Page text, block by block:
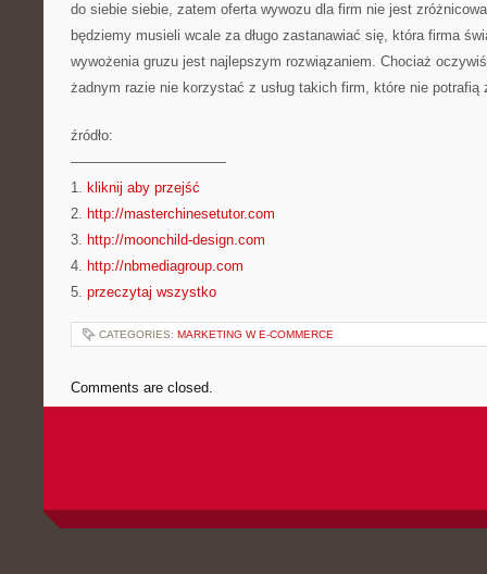
do siebie siebie, zatem oferta wywozu dla firm nie jest
będziemy musieli wcale za długo zastanawiać się, która firma
wywożenia gruzu jest najlepszym rozwiązaniem. Chociaż
żadnym razie nie korzystać z usług takich firm, które nie potrafią
źródło:
———————————
1. kliknij aby przejść
2. http://masterchinesetutor.com
3. http://moonchild-design.com
4. http://nbmediagroup.com
5. przeczytaj wszystko
CATEGORIES: MARKETING W E-COMMERCE
Comments are closed.